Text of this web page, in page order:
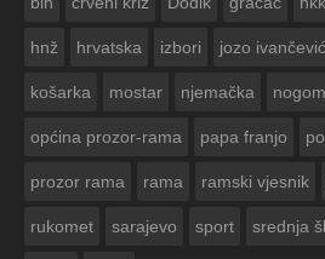
hnž hrvatska izbori jozo ivančević
košarka mostar njemačka
općina prozor-rama papa franjo
prozor rama rama ramski vjesnik
rukomet sarajevo sport srednja